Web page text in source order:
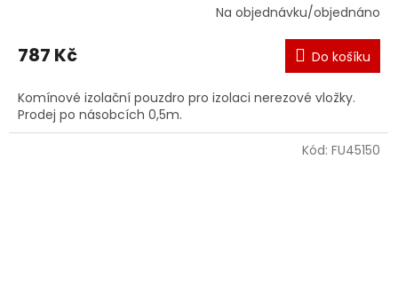
Na objednávku/objednáno
787 Kč Do košíku
Komínové izolační pouzdro pro izolaci nerezové vložky.
Prodej po násobcích 0,5m.
Kód: FU45150